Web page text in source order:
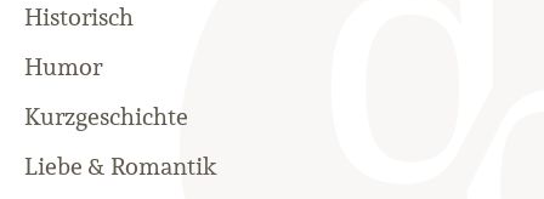
Historisch
Humor
Kurzgeschichte
Liebe & Romantik